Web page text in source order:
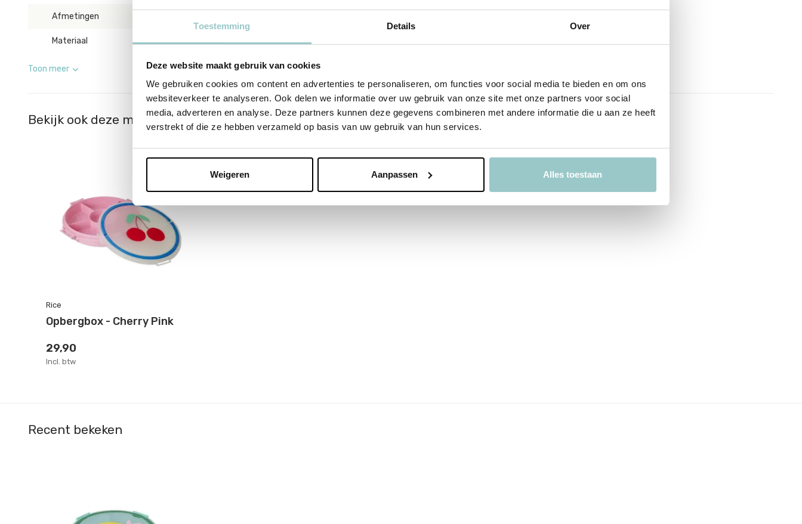
Toestemming Details Over
Deze website maakt gebruik van cookies
We gebruiken cookies om content en advertenties te personaliseren, om functies voor social media te bieden en om ons
websiteverkeer te analyseren. Ook delen we informatie over uw gebruik van onze site met onze partners voor social
media, adverteren en analyse. Deze partners kunnen deze gegevens combineren met andere informatie die u aan ze heeft
verstrekt of die ze hebben verzameld op basis van uw gebruik van hun services.
Weigeren Aanpassen Alles toestaan
Afmetingen
Materiaal Melamine
Toon meer
Bekijk ook deze must-haves
Rice
Opbergbox - Cherry Pink
29,90
Incl. btw
Recent bekeken